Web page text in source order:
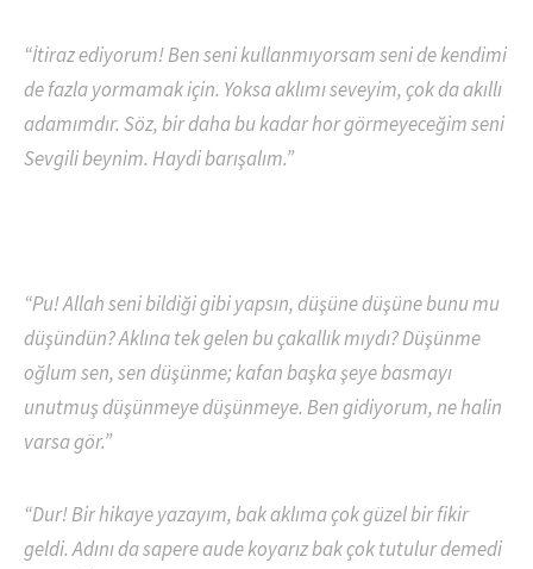
“İtiraz ediyorum! Ben seni kullanmıyorsam seni de kendimi
de fazla yormamak için. Yoksa aklımı seveyim, çok da akıllı
adamımdır. Söz, bir daha bu kadar hor görmeyeceğim seni
Sevgili beynim. Haydi barışalım.”
“Pu! Allah seni bildiği gibi yapsın, düşüne düşüne bunu mu
düşündün? Aklına tek gelen bu çakallık mıydı? Düşünme
oğlum sen, sen düşünme; kafan başka şeye basmayı
unutmuş düşünmeye düşünmeye. Ben gidiyorum, ne halin
varsa gör.”
“Dur! Bir hikaye yazayım, bak aklıma çok güzel bir fikir
geldi. Adını da sapere aude koyarız bak çok tutulur demedi